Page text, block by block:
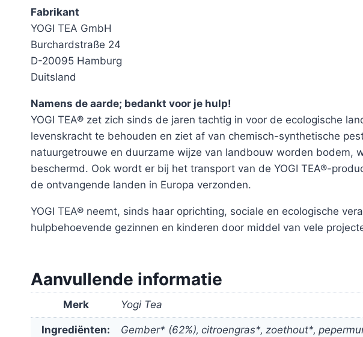
Fabrikant
YOGI TEA GmbH
Burchardstraße 24
D-20095 Hamburg
Duitsland
Namens de aarde; bedankt voor je hulp!
YOGI TEA® zet zich sinds de jaren tachtig in voor de ecologische
levenskracht te behouden en ziet af van chemisch-synthetische
natuurgetrouwe en duurzame wijze van landbouw worden bodem,
beschermd. Ook wordt er bij het transport van de YOGI TEA®-
de ontvangende landen in Europa verzonden.
YOGI TEA® neemt, sinds haar oprichting, sociale en ecologische
hulpbehoevende gezinnen en kinderen door middel van vele
Aanvullende informatie
Merk Yogi Tea
Ingrediënten: Gember* (62%)‚ citroengras*‚ zoethout*‚